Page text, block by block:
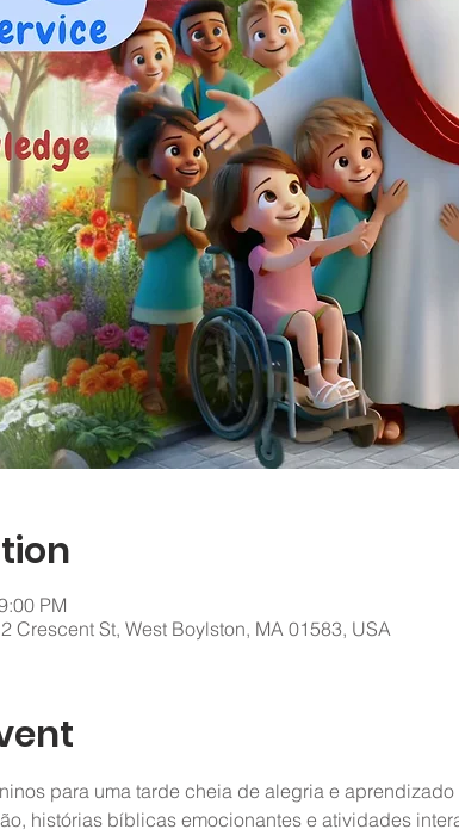
PM
Crescent St, West Boylston, MA 01583, USA
para uma tarde cheia de alegria e
histórias bíblicas emocionantes e atividades